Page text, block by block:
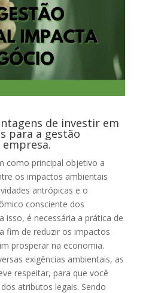
de investir em
para a gestão
como principal objetivo a
os impactos ambientais
antrópicas e o
consciente dos
isso, é necessária a prática de
fim de reduzir os impactos
prosperar na economia.
exigências ambientais, as
respeitar, para que você
atributos legais. Sendo